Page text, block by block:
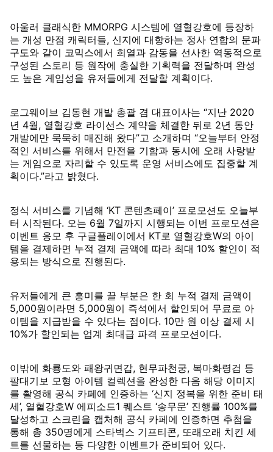
아울러 클래식한 MMORPG 시스템에 열혈강호에 등장하
는 개성 만점 캐릭터들, 신지에 대항하는 정사 연합의 문파
구도와 같이 코믹스에서 희열과 감동을 선사한 역동적으로
구성된 스토리 등 원작에 충실한 기획력을 전달하며 완성
도 높은 게임성을 유저들에게 전달할 계획이다.
로그웨이브 김동현 개발 총괄 겸 대표이사는 “지난 2020
년 4월, 열혈강호 라이선스 계약을 체결한 뒤로 2년 동안
개발에만 묵묵히 매진해 왔다”고 소개하며 “오늘부터 안정
적인 서비스를 위해서 만전을 기함과 동시에 오래 사랑받
는 게임으로 자리할 수 있도록 운영 서비스에도 집중할 계
획이다.”라고 밝혔다.
정식 서비스를 기념해 ‘KT 콘텐츠페이’ 프로모션도 오늘부
터 시작된다. 오는 6월 7일까지 시행되는 이번 프로모션은
이벤트 응모 후 구글플레이에서 KT로 열혈강호W의 아이
템을 결제하면 누적 결제 금액에 따라 최대 10% 할인이 적
용되는 방식으로 진행된다.
유저들에게 큰 흥미를 끌 부분은 한 회 누적 결제 금액이
5,000원이라면 5,000원이 즉석에서 할인되어 무료로 아
이템을 지급받을 수 있다는 점이다. 10만 원 이상 결제 시
10%가 할인되는 업계 최대급 파격 프로모션이다.
이밖에 화룡도와 패왕귀면갑, 현무파천궁, 복마화령검 등
팔대기보 모형 아이템 컬렉션을 완성한 다음 해당 이미지
를 촬영해 공식 카페에 인증하는 ‘신지 정복을 위한 준비 태
세’, 열혈강호W 에피소드1 퀘스트 ‘송무문’ 진행률 100%를
달성하고 스크린을 캡처해 공식 카페에 인증하면 추첨을
통해 총 350명에게 스타벅스 기프티콘, 또래오래 치킨 세
트를 선물하는 등 다양한 이벤트가 준비되어 있다.